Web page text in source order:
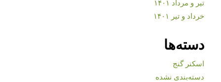
تیر و مرداد ۱۴۰۱
خرداد و تیر ۱۴۰۱
دسته‌ها
اسکنر گنج
دسته‌بندی نشده